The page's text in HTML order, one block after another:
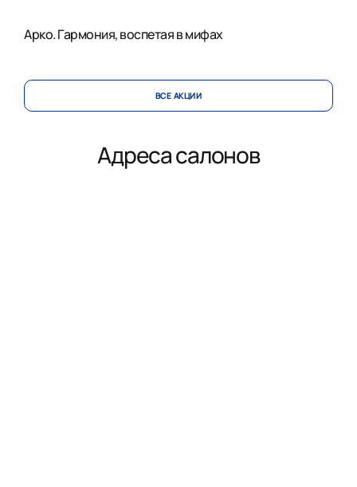
Арко. Гармония, воспетая в мифах
ВСЕ АКЦИИ
Адреса салонов